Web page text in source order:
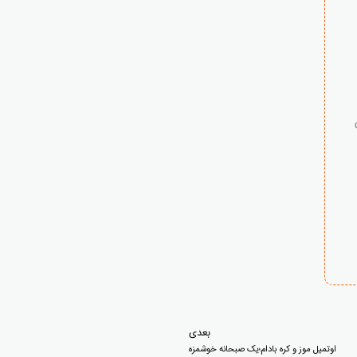
بعدی
اوتمیل موز و کره بادام؛یک صبحانه خوشمزه